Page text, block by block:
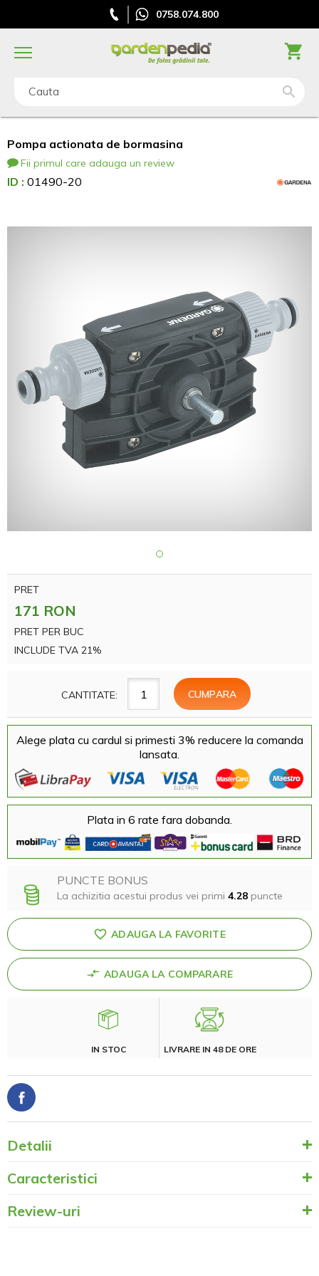
0758.074.800
Cauta
Pompa actionata de bormasina
Fii primul care adauga un review
ID : 01490-20
PRET
171 RON
PRET PER BUC
INCLUDE TVA 21%
CANTITATE:
Alege plata cu cardul si primesti 3% reducere la comanda
lansata.
Plata in 6 rate fara dobanda.
PUNCTE BONUS
La achizitia acestui produs vei primi 4.28 puncte
ADAUGA LA FAVORITE
ADAUGA LA COMPARARE
IN STOC LIVRARE IN 48 DE ORE
Detalii
Caracteristici
Review-uri